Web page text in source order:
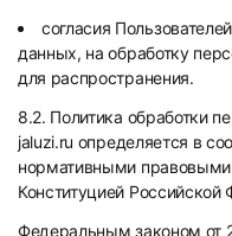
согласия
данных, на обработку
для распространения.
8.2. Политика обработки
jaluzi.ru определяется в
нормативными
Конституцией Российской
Федеральным законом от